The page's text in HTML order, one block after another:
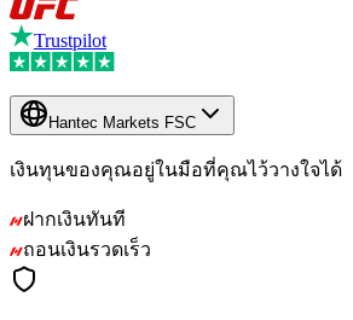
Trustpilot
Hantec Markets FSC
เงินทุนของคุณอยู่ในมือที่คุณไว้วางใจได้
ฝากเงินทันที
ถอนเงินรวดเร็ว